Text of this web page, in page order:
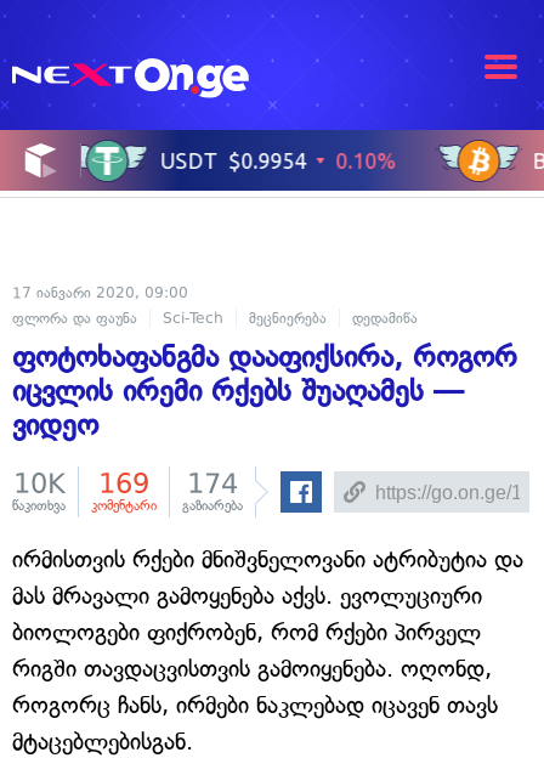
17 იანვარი 2020, 09:00
ფლორა და ფაუნა
Sci-Tech მეცნიერება დედამიწა
ფოტოხაფანგმა დააფიქსირა, როგორ
იცვლის ირემი რქებს შუაღამეს —
ვიდეო
10K
წაკითხვა
169
კომენტარი
174
გაზიარება
ირმისთვის რქები მნიშვნელოვანი ატრიბუტია და
მას მრავალი გამოყენება აქვს. ევოლუციური
ბიოლოგები ფიქრობენ, რომ რქები პირველ
რიგში თავდაცვისთვის გამოიყენება. ოღონდ,
როგორც ჩანს, ირმები ნაკლებად იცავენ თავს
მტაცებლებისგან.